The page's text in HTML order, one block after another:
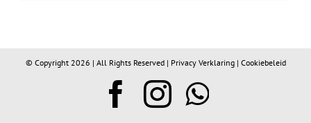
© Copyright 2026 | All Rights Reserved | Privacy Verklaring| Cookiebeleid
Facebook
Instagram